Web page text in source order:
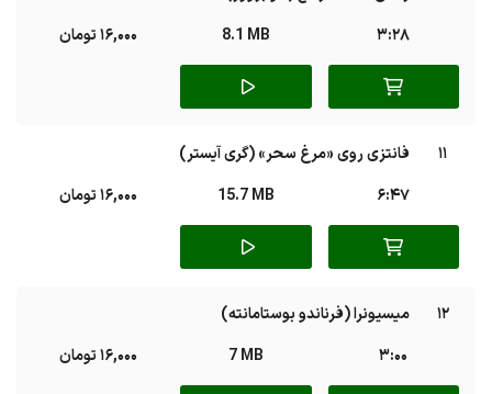
3:28
8.1 MB 16,000 تومان
11
فانتزی روی «مرغ سحر» (گری آیستر)
6:47
15.7 MB 16,000 تومان
12
میسیونرا (فرناندو بوستامانته)
3:00
7 MB 16,000 تومان